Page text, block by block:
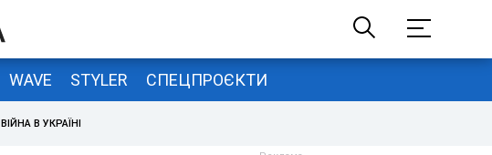
WAVE STYLER СПЕЦПРОЄКТИ
ВІЙНА В УКРАЇНІ